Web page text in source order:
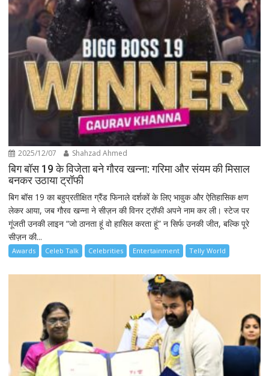
2025/12/07 Shahzad Ahmed
बिग बॉस 19 के विजेता बने गौरव खन्ना: गरिमा और संयम की मिसाल
बनकर उठाया ट्रॉफी
बिग बॉस 19 का बहुप्रतीक्षित ग्रैंड फिनाले दर्शकों के लिए भावुक और ऐतिहासिक क्षण
लेकर आया, जब गौरव खन्ना ने सीज़न की विनर ट्रॉफी अपने नाम कर ली। स्टेज पर
गूंजती उनकी लाइन “जो ठानता हूं वो हासिल करता हूं” न सिर्फ उनकी जीत, बल्कि पूरे
सीज़न की...
Awards Celeb Talk Celebrities Entertainment Telly World